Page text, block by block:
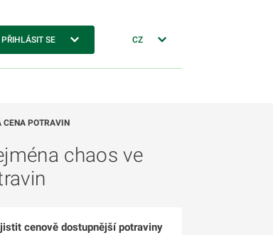
PŘIHLÁSIT SE CZ
CENA POTRAVIN
chaos ve
cenově dostupnější potraviny